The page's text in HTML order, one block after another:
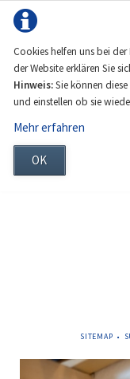
Cookies helfen uns bei
der Website erklären Sie
Hinweis:Sie können
und einstellen ob sie
Mehr erfahren
OK
NAVIGATION
SITEMAP